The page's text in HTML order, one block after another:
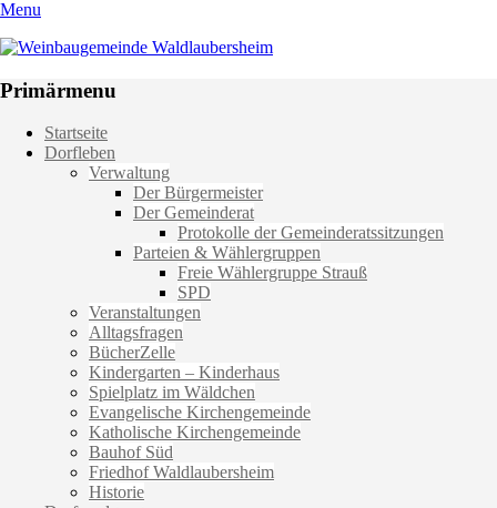
Menu
Weinbaugemeinde Waldlaubersheim
Primärmenu
Weiter
zum
Startseite
Dorfleben
Verwaltung
Der Bürgermeister
Der Gemeinderat
Protokolle der Gemeinderatssitzungen
Parteien & Wählergruppen
Freie Wählergruppe Strauß
SPD
Veranstaltungen
Alltagsfragen
BücherZelle
Kindergarten – Kinderhaus
Spielplatz im Wäldchen
Evangelische Kirchengemeinde
Katholische Kirchengemeinde
Bauhof Süd
Friedhof Waldlaubersheim
Historie